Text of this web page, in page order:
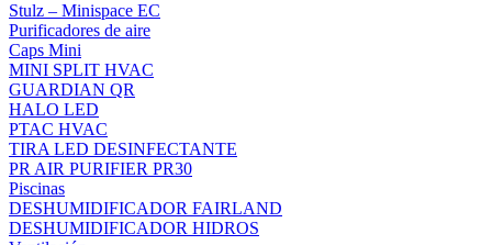
Stulz – Minispace EC
Purificadores de aire
Caps Mini
MINI SPLIT HVAC
GUARDIAN QR
HALO LED
PTAC HVAC
TIRA LED DESINFECTANTE
PR AIR PURIFIER PR30
Piscinas
DESHUMIDIFICADOR FAIRLAND
DESHUMIDIFICADOR HIDROS